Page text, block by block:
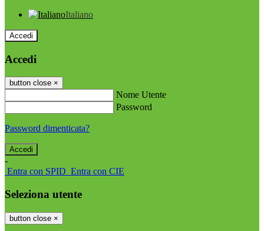
Italiano
Accedi
Accedi
button close ×
Nome Utente
Password
Password dimenticata?
-
Entra con SPID Entra con CIE
Seleziona utente
button close ×